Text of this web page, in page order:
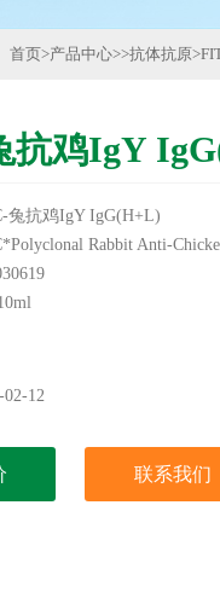
首页>产品中心>>抗体抗原>
抗鸡IgY
兔抗鸡IgY IgG(H+L)
Rabbit Anti-
验用，不做其它用途！
02-12
联系我们